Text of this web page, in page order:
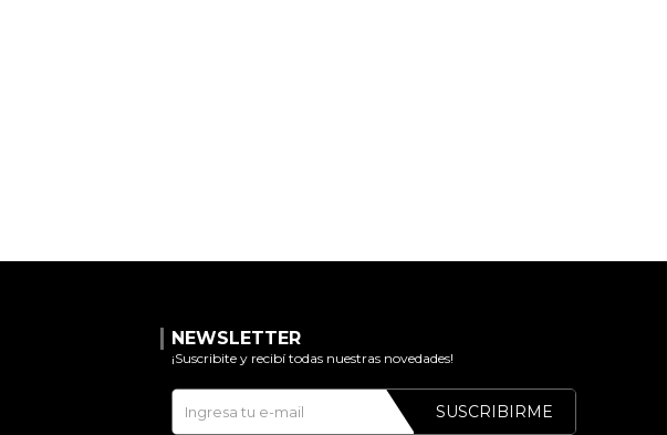
NEWSLETTER
¡Suscribite y recibí todas nuestras novedades!
SUSCRIBIRME